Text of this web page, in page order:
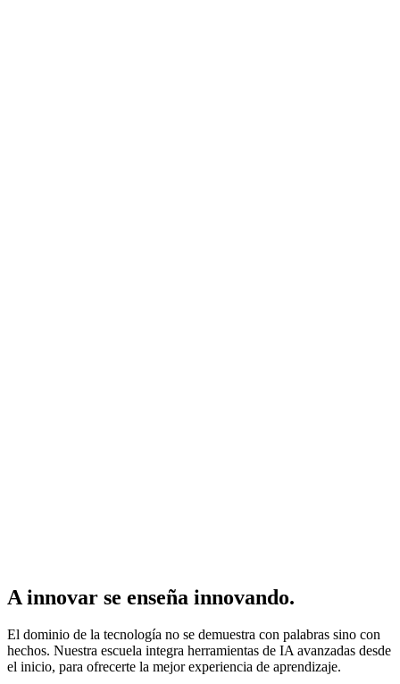
A innovar se enseña innovando.
El dominio de la tecnología no se demuestra con palabras sino con
hechos. Nuestra escuela integra herramientas de IA avanzadas desde
el inicio, para ofrecerte la mejor experiencia de aprendizaje.